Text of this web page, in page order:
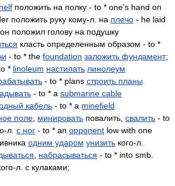
положить на полку - to * one's hand on
положить руку кому-л. на плечо - he laid
он положил голову на подушку
класть определенным образом - to *
- to * the foundation заложить фундамент;
* linoleum настилать линолеум
- to * plans строить планы
- to * a submarine cable
кабель - to * a minefield
поле минировать повалить, свалить - to
л. с ног - to * an opponent low with one
одним ударом унизить кого-л.
набрасываться - to * into smb.
л. с кулаками;